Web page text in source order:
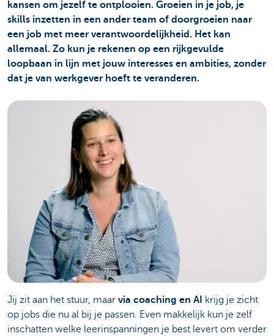
kansen om jezelf te ontplooien. Groeien in je job, je
skills inzetten in een ander team of doorgroeien naar
een job met meer verantwoordelijkheid. Het kan
allemaal. Zo kun je rekenen op een rijkgevulde
loopbaan in lijn met jouw interesses en ambities, zonder
dat je van werkgever hoeft te veranderen.
Jij zit aan het stuur, maar via coaching en AI
krijg je zicht
op jobs die nu al bij je passen. Even makkelijk kun je zelf
inschatten welke leerinspanningen je best levert om verder